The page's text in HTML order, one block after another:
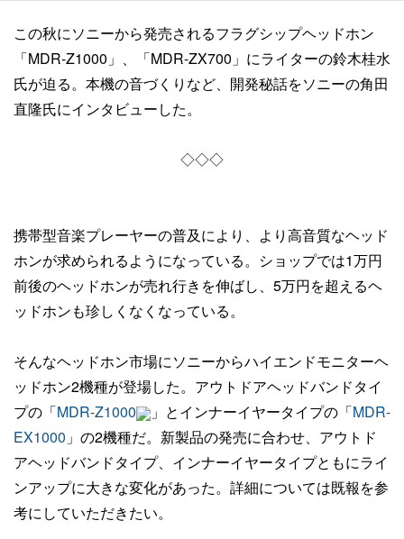
この秋にソニーから発売されるフラグシップヘッドホン
「MDR-Z1000」、「MDR-ZX700」にライターの鈴木桂水
氏が迫る。本機の音づくりなど、開発秘話をソニーの角田
直隆氏にインタビューした。
◇◇◇
携帯型音楽プレーヤーの普及により、より高音質なヘッド
ホンが求められるようになっている。ショップでは1万円
前後のヘッドホンが売れ行きを伸ばし、5万円を超えるヘ
ッドホンも珍しくなくなっている。
そんなヘッドホン市場にソニーからハイエンドモニターヘ
ッドホン2機種が登場した。アウトドアヘッドバンドタイ
プの「MDR-Z1000 」とインナーイヤータイプの「MDR-
EX1000 」の2機種だ。新製品の発売に合わせ、アウトド
アヘッドバンドタイプ、インナーイヤータイプともにライ
ンアップに大きな変化があった。詳細については既報を参
考にしていただきたい。